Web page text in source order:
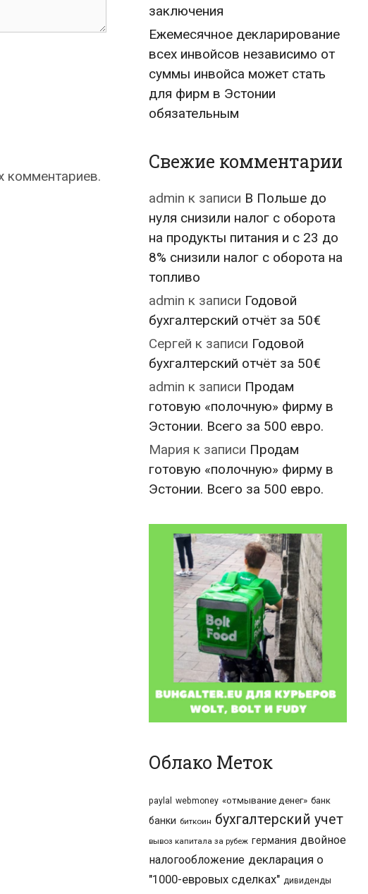
комментариев.
заключения
Ежемесячное декларирование
всех инвойсов независимо от
суммы инвойса может стать
для фирм в Эстонии
обязательным
Свежие комментарии
admin к записи В Польше до
нуля снизили налог с оборота
на продукты питания и с 23 до
8% снизили налог с оборота на
топливо
admin к записи Годовой
бухгалтерский отчёт за 50€
Сергей к записи Годовой
бухгалтерский отчёт за 50€
admin к записи Продам
готовую «полочную» фирму в
Эстонии. Всего за 500 евро.
Мария к записи Продам
готовую «полочную» фирму в
Эстонии. Всего за 500 евро.
Облако Меток
paylal webmoney «отмывание денег» банк
банки биткоин бухгалтерский учет
вывоз капитала за рубеж германия двойное
налогообложение декларация о
"1000-евровых сделках" дивиденды